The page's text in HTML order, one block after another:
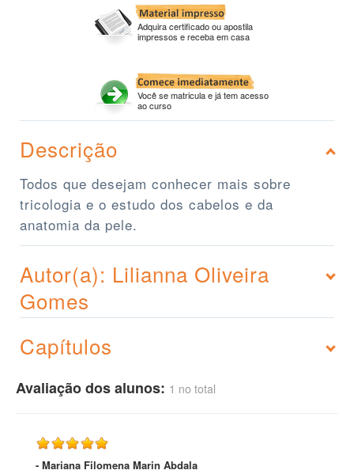
Adquira certificado ou apostila
impressos e receba em casa
Você se matricula e já tem acesso
ao curso
Descrição
Todos que desejam conhecer mais sobre
tricologia e o estudo dos cabelos e da
anatomia da pele.
Autor(a): Lilianna Oliveira
Gomes
Capítulos
Avaliação dos alunos: 1 no total
- Mariana Filomena Marin Abdala